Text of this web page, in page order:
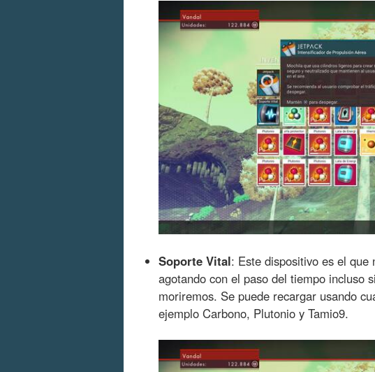
Soporte Vital: Este dispositivo es el que
agotando con el paso del tiempo incluso
moriremos. Se puede recargar usando
ejemplo Carbono, Plutonio y Tamio9.